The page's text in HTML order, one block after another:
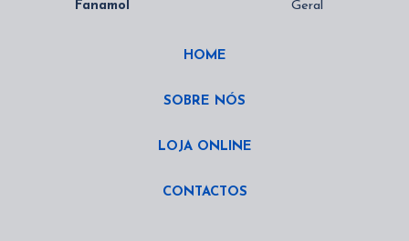
HOME
SOBRE NÓS
LOJA ONLINE
CONTACTOS